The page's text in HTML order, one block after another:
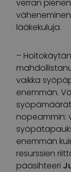
verran
lääkekuluja.
–
vaikka
enemmän.
nopeammin:
enemmän
resurssien
pääsihteeri